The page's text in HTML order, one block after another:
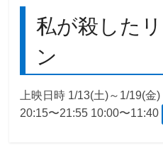
マ
リ
ン
私が殺した
ン
上映日時 1/13(土)～1/19(金
20:15〜21:55 10:00〜11:40